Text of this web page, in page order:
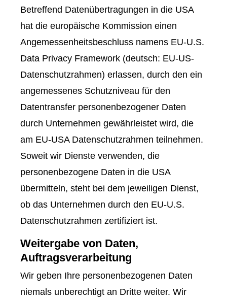
Betreffend Datenübertragungen in die USA
hat die europäische Kommission einen
Angemessenheitsbeschluss namens EU-U.S.
Data Privacy Framework (deutsch: EU-US-
Datenschutzrahmen) erlassen, durch den ein
angemessenes Schutzniveau für den
Datentransfer personenbezogener Daten
durch Unternehmen gewährleistet wird, die
am EU-USA Datenschutzrahmen teilnehmen.
Soweit wir Dienste verwenden, die
personenbezogene Daten in die USA
übermitteln, steht bei dem jeweiligen Dienst,
ob das Unternehmen durch den EU-U.S.
Datenschutzrahmen zertifiziert ist.
Weitergabe von Daten,
Auftragsverarbeitung
Wir geben Ihre personenbezogenen Daten
niemals unberechtigt an Dritte weiter. Wir